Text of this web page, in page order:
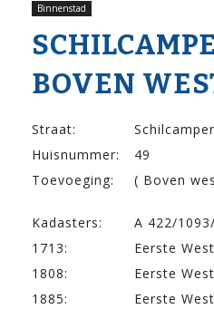
Binnenstad
BOVEN
Straat:
Huisnummer:
49
Toevoeging:
( Boven
Kadasters:
A 422/
1713:
Eerste
1808:
Eerste
1885:
Eerste